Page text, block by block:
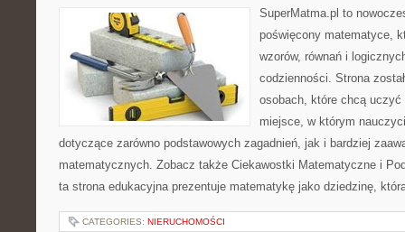
SuperMatma.pl to
poświęcony matematyce,
wzorów, równań i
codzienności. Strona
osobach, które chcą
miejsce, w którym
dotyczące zarówno podstawowych zagadnień, jak i bardziej
matematycznych. Zobacz także Ciekawostki Matematyczne i
ta strona edukacyjna prezentuje matematykę jako dziedzinę,
CATEGORIES: NIERUCHOMOŚCI